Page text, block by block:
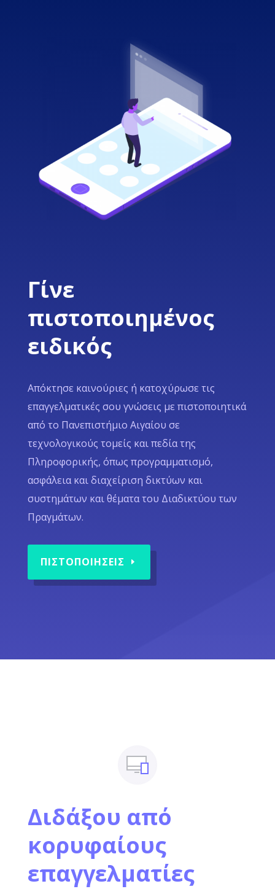
Γίνε
πιστοποιημένος
ειδικός
Απόκτησε καινούριες ή κατοχύρωσε τις
επαγγελματικές σου γνώσεις με πιστοποιητικά
από το Πανεπιστήμιο Αιγαίου σε
τεχνολογικούς τομείς και πεδία της
Πληροφορικής, όπως προγραμματισμό,
ασφάλεια και διαχείριση δικτύων και
συστημάτων και θέματα του Διαδικτύου των
Πραγμάτων.
ΠΙΣΤΟΠΟΙΗΣΕΙΣ
Διδάξου από
κορυφαίους
επαγγελματίες